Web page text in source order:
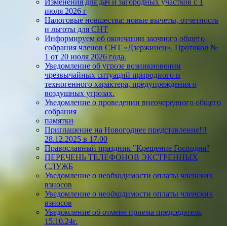
Изменения для дач и загородных участков с 1
июля 2026 г
Налоговые новшества: новые вычеты, отчетность
и льготы для СНТ
Информируем об окончании заочного общего
собрания членов СНТ «Дзержинец». Протокол №
1 от 20 июля 2026 года.
Уведомление об угрозе возникновении
чрезвычайных ситуаций природного и
техногенного характера, предупреждения о
воздушных угрозах.
Уведомление о проведении внеочередного общего
собрания
памятки
Приглашение на Новогоднее представление!!!
28.12.2025 в 17.00
Православный праздник "Крещение Господня"
ПЕРЕЧЕНЬ ТЕЛЕФОНОВ ЭКСТРЕННЫХ
СЛУЖБ
Уведомление о необходимости оплаты членских
взносов
Уведомление о необходимости оплаты членских
взносов
Уведомление об отмене приема председателя
15.10.24г.